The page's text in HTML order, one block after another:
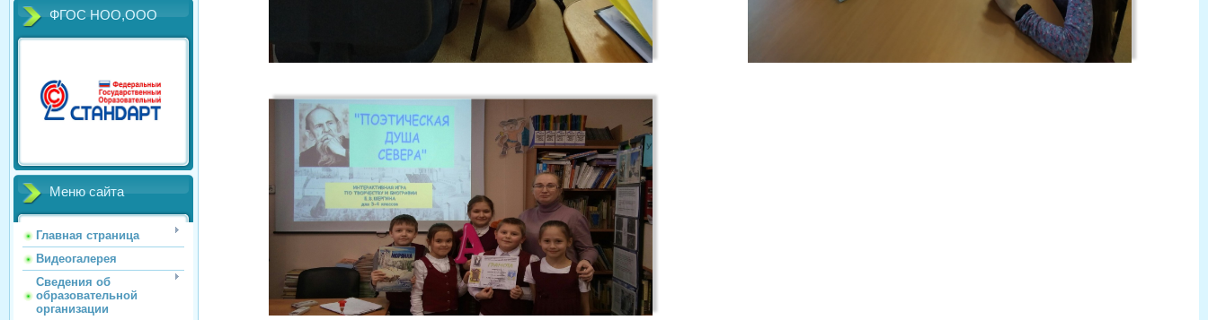
ФГОС НОО,ООО
Меню сайта
Главная страница
Видеогалерея
Сведения об
образовательной
организации